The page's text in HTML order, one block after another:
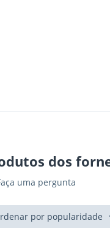
dos
uma pergunta
por popularidade